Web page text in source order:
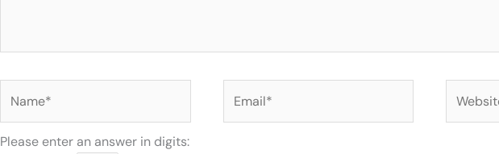
Please enter an answer in digits: